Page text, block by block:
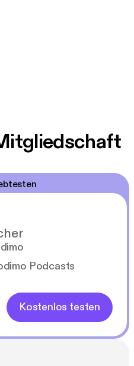
Podcasts
Kostenlos testen